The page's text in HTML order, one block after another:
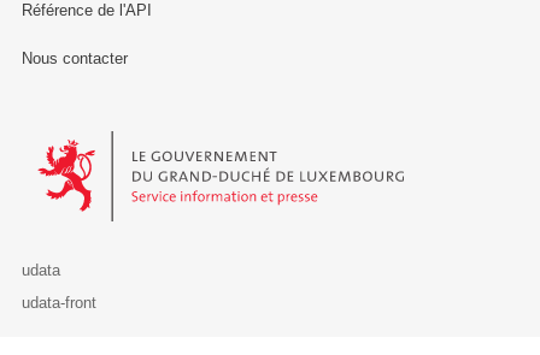
Référence de l'API
Nous contacter
Le Gouvernement du Grand-Duché de Luxembourg - Service
udata
udata-front